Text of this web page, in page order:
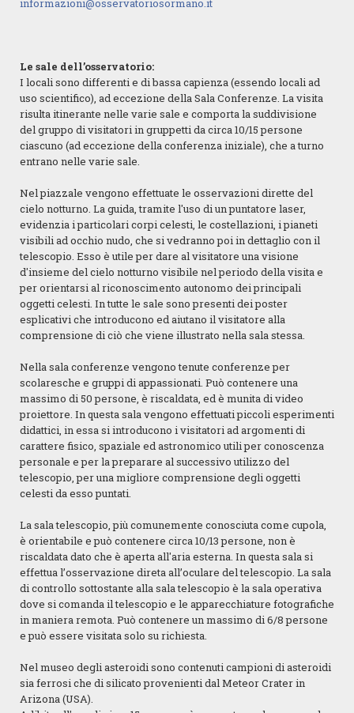
informazioni@osservatoriosormano.it
Le sale dell’osservatorio:
I locali sono differenti e di bassa capienza (essendo locali ad
uso scientifico), ad eccezione della Sala Conferenze. La visita
risulta itinerante nelle varie sale e comporta la suddivisione
del gruppo di visitatori in gruppetti da circa 10/15 persone
ciascuno (ad eccezione della conferenza iniziale), che a turno
entrano nelle varie sale.
Nel piazzale vengono effettuate le osservazioni dirette del
cielo notturno. La guida, tramite l'uso di un puntatore laser,
evidenzia i particolari corpi celesti, le costellazioni, i pianeti
visibili ad occhio nudo, che si vedranno poi in dettaglio con il
telescopio. Esso è utile per dare al visitatore una visione
d'insieme del cielo notturno visibile nel periodo della visita e
per orientarsi al riconoscimento autonomo dei principali
oggetti celesti. In tutte le sale sono presenti dei poster
esplicativi che introducono ed aiutano il visitatore alla
comprensione di ciò che viene illustrato nella sala stessa.
Nella sala conferenze vengono tenute conferenze per
scolaresche e gruppi di appassionati. Può contenere una
massimo di 50 persone, è riscaldata, ed è munita di video
proiettore. In questa sala vengono effettuati piccoli esperimenti
didattici, in essa si introducono i visitatori ad argomenti di
carattere fisico, spaziale ed astronomico utili per conoscenza
personale e per la preparare al successivo utilizzo del
telescopio, per una migliore comprensione degli oggetti
celesti da esso puntati.
La sala telescopio, più comunemente conosciuta come cupola,
è orientabile e può contenere circa 10/13 persone, non è
riscaldata dato che è aperta all'aria esterna. In questa sala si
effettua l’osservazione direta all’oculare del telescopio. La sala
di controllo sottostante alla sala telescopio è la sala operativa
dove si comanda il telescopio e le apparecchiature fotografiche
in maniera remota. Può contenere un massimo di 6/8 persone
e può essere visitata solo su richiesta.
Nel museo degli asteroidi sono contenuti campioni di asteroidi
sia ferrosi che di silicato provenienti dal Meteor Crater in
Arizona (USA).